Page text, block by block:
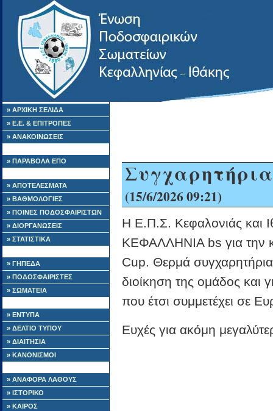
» ΑΡΧΙΚΗ ΣΕΛΙΔΑ
» Ε.Ε. & ΕΠΙΤΡΟΠΕΣ
» ΑΝΑΚΟΙΝΩΣΕΙΣ
» ΠΑΡΑΒΟΛΑ ΕΠΟ
» ΑΠΟΤΕΛΕΣΜΑΤΑ
» ΒΑΘΜΟΛΟΓΙΕΣ
» ΠΟΙΝΕΣ ΠΟΔΟΣΦΑΙΡΙΣΤΩΝ
» ΔΙΟΡΓΑΝΩΣΕΙΣ
» ΣΤΑΤΙΣΤΙΚΑ
» ΓΗΠΕΔΑ
» ΠΟΔΟΣΦΑΙΡΙΣΤΕΣ
» ΣΩΜΑΤΕΙΑ
» ΕΝΤΥΠΑ
» ΔΕΛΤΙΟ ΤΥΠΟΥ
» ΔΙΑΙΤΗΣΙΑ
» ΚΑΝΟΝΙΣΜΟΙ
» ΑΝΑΦΟΡΑ ΛΑΘΟΥΣ
» ΙΣΤΟΡΙΚΟ
» ΚΑΙΡΟΣ
(15/6/2026 09:21)
Η Ε.Π.Σ. Κεφαλονιάς και
ΚΕΦΑΛΛΗΝΙΑ bs για την
Cup. Θερμά συγχαρητήρια
διοίκηση της ομάδος και
που έτσι συμμετέχει σε
Ευχές για ακόμη